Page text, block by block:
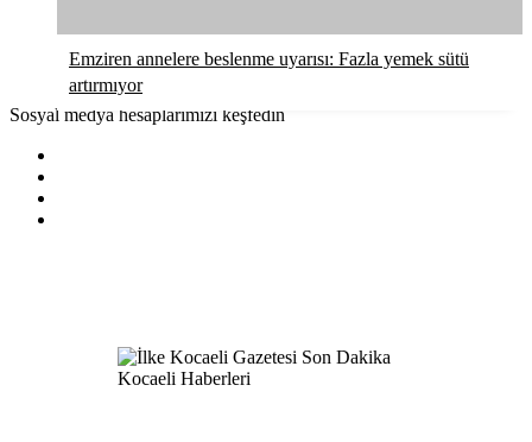
Emziren annelere beslenme uyarısı: Fazla yemek sütü
artırmıyor
Sosyal medya hesaplarımızı keşfedin